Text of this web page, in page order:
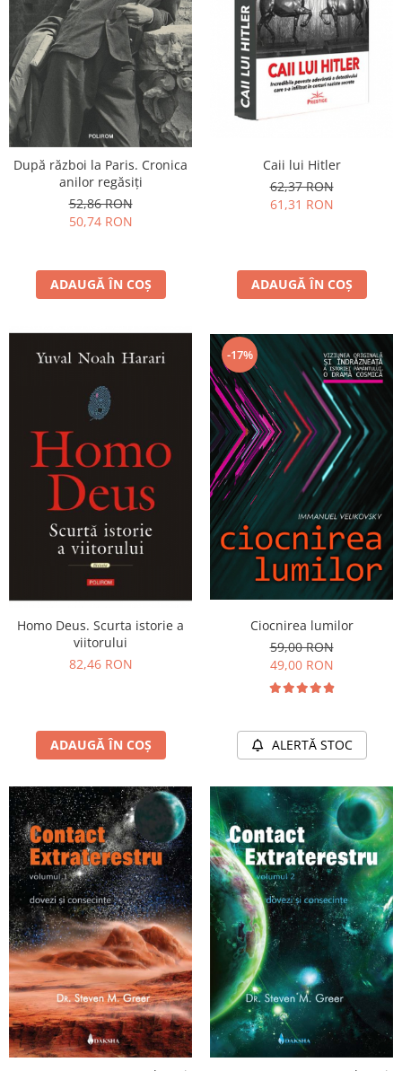
După război la Paris. Cronica
anilor regăsiți
52,86 RON
50,74 RON
ADAUGĂ ÎN COȘ
Caii lui Hitler
62,37 RON
61,31 RON
ADAUGĂ ÎN COȘ
Homo Deus. Scurta istorie a
viitorului
82,46 RON
ADAUGĂ ÎN COȘ
-17%
Ciocnirea lumilor
59,00 RON
49,00 RON
ALERTĂ STOC